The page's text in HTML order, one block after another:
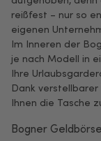
reißfest – nur so
eigenen
Im Inneren der
je nach Modell in
Ihre
Dank
Ihnen die Tasche
Bogner Geldbörse